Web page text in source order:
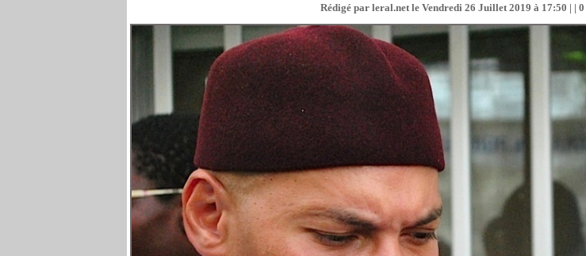
Rédigé par leral.net le Vendredi 26 Juillet 2019 à 17:50 | | 0